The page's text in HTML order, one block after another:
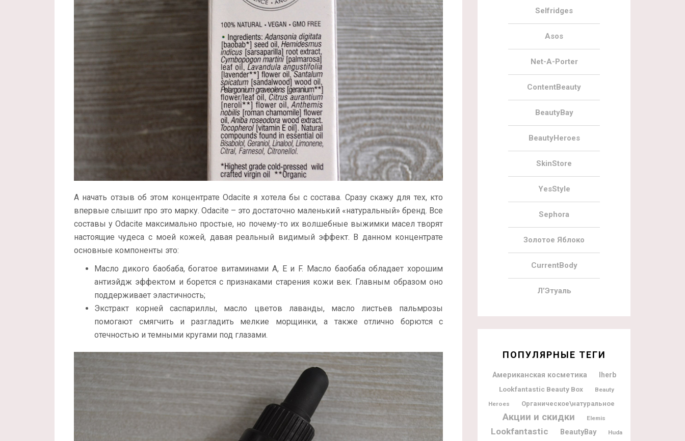
А начать отзыв об этом концентрате Odacite я хотела бы с состава. Сразу скажу для тех, кто
впервые слышит про это марку. Odacite – это достаточно маленький «натуральный» бренд. Все
составы у Odacite максимально простые, но почему-то их волшебные выжимки масел творят
настоящие чудеса с моей кожей, давая реальный видимый эффект. В данном концентрате
основные компоненты это:
Масло дикого баобаба, богатое витаминами A, E и F. Масло баобаба обладает хорошим
антиэйдж эффектом и борется с признаками старения кожи век. Главным образом оно
поддерживает эластичность;
Экстракт корней саспариллы, масло цветов лаванды, масло листьев пальмрозы
помогают смягчить и разгладить мелкие морщинки, а также отлично борются с
отечностью и темными кругами под глазами.
Selfridges
Asos
Net-A-Porter
ContentBeauty
BeautyBay
BeautyHeroes
SkinStore
YesStyle
Sephora
Золотое Яблоко
CurrentBody
Л’Этуаль
ПОПУЛЯРНЫЕ ТЕГИ
Американская косметика
Iherb
Lookfantastic Beauty Box
Beauty
Heroes
Органическое\натуральное
Акции и скидки Elemis
Lookfantastic BeautyBay
Huda